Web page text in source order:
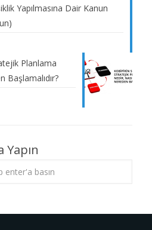
Yapılmasına Dair Kanun
Planlama
Başlamalıdır?